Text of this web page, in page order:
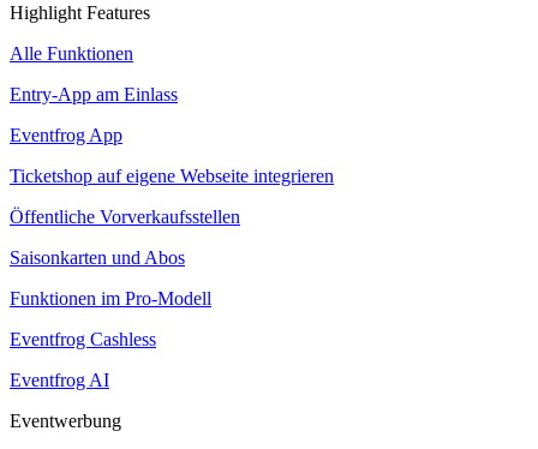
Highlight Features
Alle Funktionen
Entry-App am Einlass
Eventfrog App
Ticketshop auf eigene Webseite integrieren
Öffentliche Vorverkaufsstellen
Saisonkarten und Abos
Funktionen im Pro-Modell
Eventfrog Cashless
Eventfrog AI
Eventwerbung